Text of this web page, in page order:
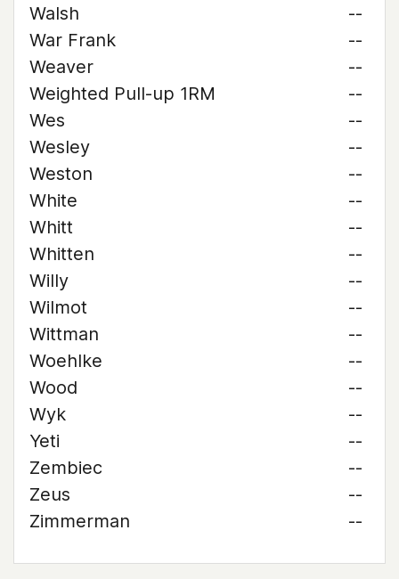
Walsh
--
War Frank
--
Weaver
--
Weighted Pull-up 1RM
--
Wes
--
Wesley
--
Weston
--
White
--
Whitt
--
Whitten
--
Willy
--
Wilmot
--
Wittman
--
Woehlke
--
Wood
--
Wyk
--
Yeti
--
Zembiec
--
Zeus
--
Zimmerman
--